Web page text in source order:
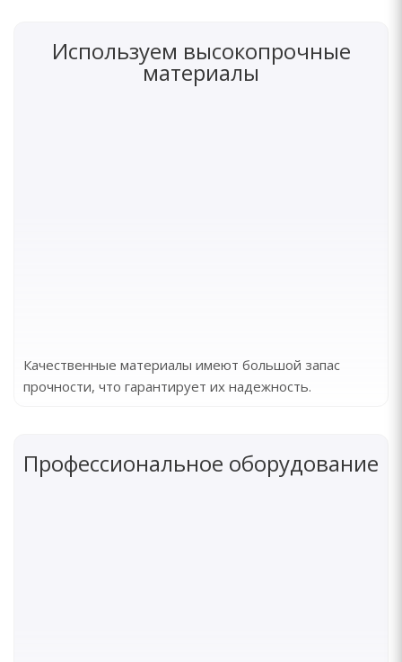
Используем высокопрочные
материалы
Качественные материалы имеют большой запас
прочности, что гарантирует их надежность.
Профессиональное оборудование